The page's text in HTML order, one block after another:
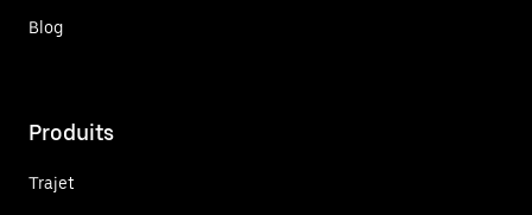
Blog
Produits
Trajet